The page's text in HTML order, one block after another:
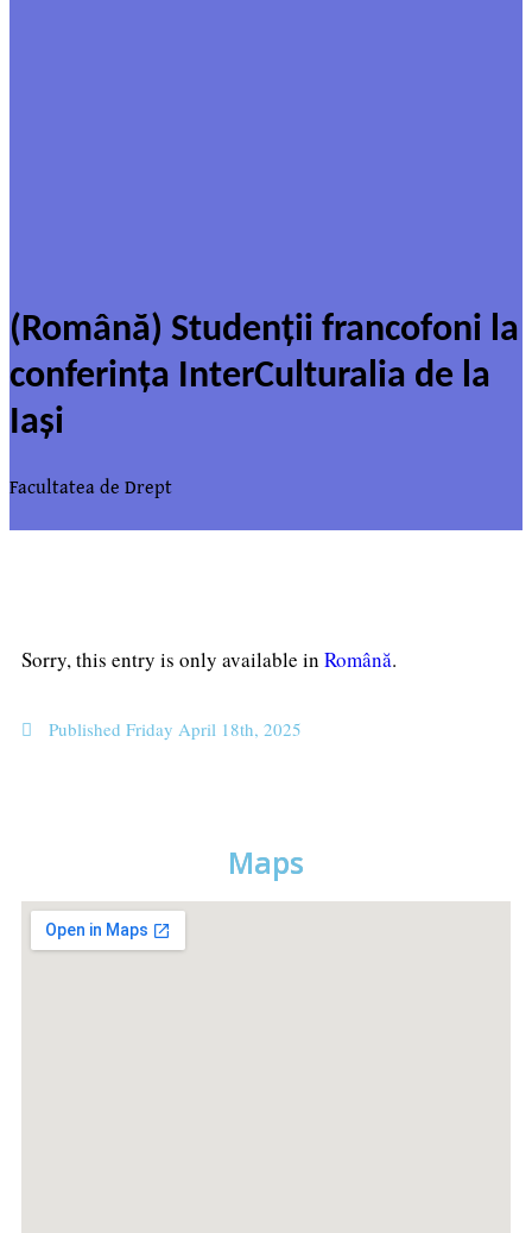
(Română) Studenții francofoni la
conferința InterCulturalia de la
Iași
Facultatea de Drept
Sorry, this entry is only available in Română.
Published Friday April 18th, 2025
Maps